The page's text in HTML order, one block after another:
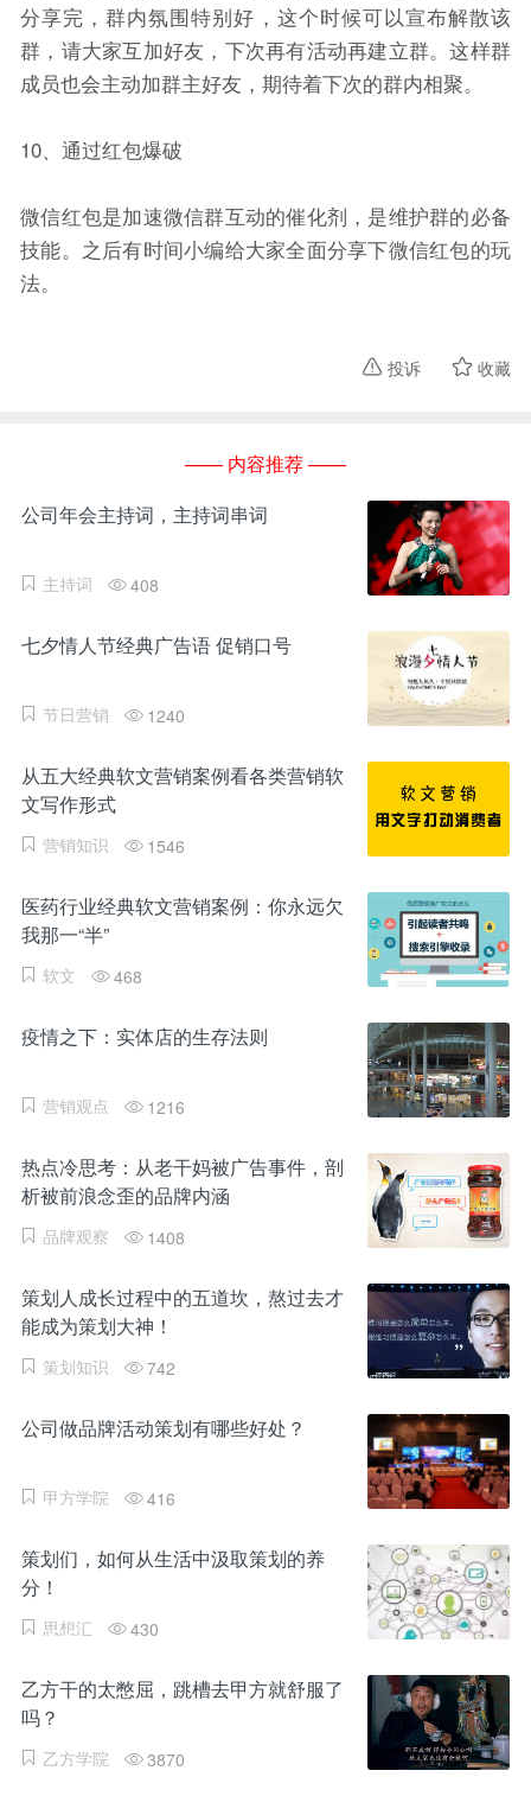
分享完，群内氛围特别好，这个时候可以宣布解散该
群，请大家互加好友，下次再有活动再建立群。这样群
成员也会主动加群主好友，期待着下次的群内相聚。
10、通过红包爆破
微信红包是加速微信群互动的催化剂，是维护群的必备
技能。之后有时间小编给大家全面分享下微信红包的玩
法。
收藏
投诉
—— 内容推荐 ——
公司年会主持词，主持词串词
主持词 408
七夕情人节经典广告语 促销口号
节日营销 1240
从五大经典软文营销案例看各类营销软
文写作形式
营销知识 1546
医药行业经典软文营销案例：你永远欠
我那一“半”
软文 468
疫情之下：实体店的生存法则
营销观点 1216
热点冷思考：从老干妈被广告事件，剖
析被前浪念歪的品牌内涵
品牌观察 1408
策划人成长过程中的五道坎，熬过去才
能成为策划大神！
策划知识 742
公司做品牌活动策划有哪些好处？
甲方学院 416
策划们，如何从生活中汲取策划的养
分！
思想汇 430
乙方干的太憋屈，跳槽去甲方就舒服了
吗？
乙方学院 3870